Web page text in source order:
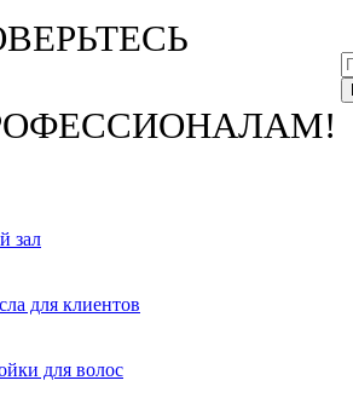
зал
для клиентов
для волос